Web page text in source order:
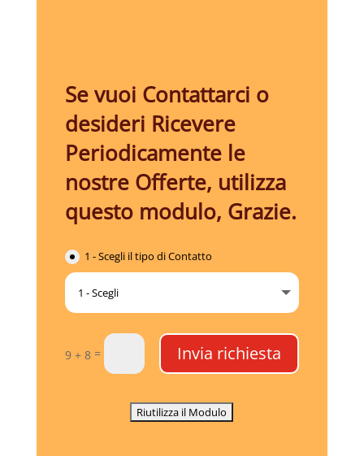
Se vuoi Contattarci o
desideri Ricevere
Periodicamente le
nostre Offerte, utilizza
questo modulo, Grazie.
1 - Scegli il tipo di Contatto
9 + 8 = Invia richiesta